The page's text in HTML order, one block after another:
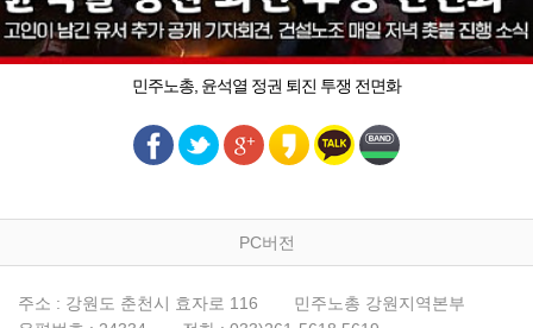
민주노총, 윤석열 정권 퇴진 투쟁 전면화
PC버전
주소 : 강원도 춘천시 효자로 116
민주노총 강원지역본부